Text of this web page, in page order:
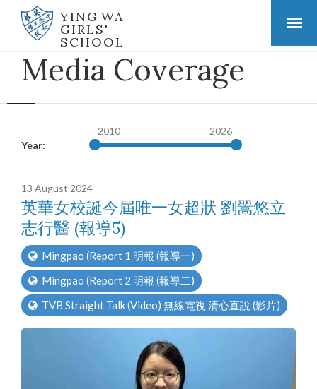
YING WA
GIRLS'
SCHOOL
Media Coverage
Year:
2010 2026
13 August 2024
英華女校誕今屆唯一女超狀 劉翯悠立
志行醫 (報導5)
Mingpao (Report 1 明報 (報導一)
Mingpao (Report 2 明報 (報導二)
TVB Straight Talk (Video) 無線電視 清心直說 (影片)